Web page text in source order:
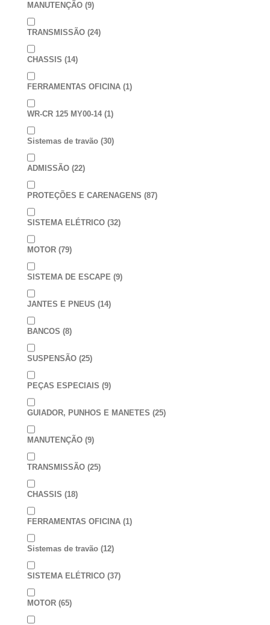
MANUTENÇÃO (9)
TRANSMISSÃO (24)
CHASSIS (14)
FERRAMENTAS OFICINA (1)
WR-CR 125 MY00-14 (1)
Sistemas de travão (30)
ADMISSÃO (22)
PROTEÇÕES E CARENAGENS (87)
SISTEMA ELÉTRICO (32)
MOTOR (79)
SISTEMA DE ESCAPE (9)
JANTES E PNEUS (14)
BANCOS (8)
SUSPENSÃO (25)
PEÇAS ESPECIAIS (9)
GUIADOR, PUNHOS E MANETES (25)
MANUTENÇÃO (9)
TRANSMISSÃO (25)
CHASSIS (18)
FERRAMENTAS OFICINA (1)
Sistemas de travão (12)
SISTEMA ELÉTRICO (37)
MOTOR (65)